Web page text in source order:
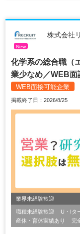
株式会社
New
化学系の総合職（
業少なめ／WEB
WEB面接可能企業
掲載終了日：2026/8/25
業界未経験歓迎
職種未経験歓迎 U・Iタ
産休・育休実績あり
完